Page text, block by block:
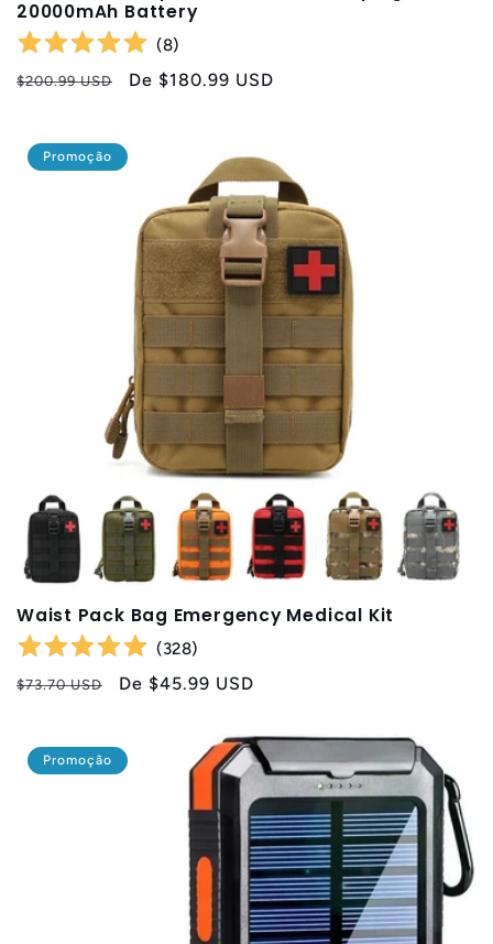
20000mAh Battery
(8)
Preço
$200.99 USD
Preço
De $180.99 USD
Promoção
Waist Pack Bag Emergency Medical Kit
(328)
Preço
$73.70 USD
Preço
De $45.99 USD
Promoção